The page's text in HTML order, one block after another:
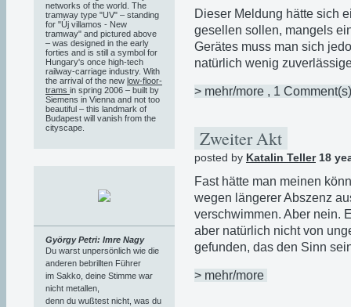
Dieser Meldung hätte sich
gesellen sollen, mangels
Gerätes muss man sich
natürlich wenig
> mehr/more , 1 Comment(s)
Zweiter Akt
posted by Katalin Teller18
Fast hätte man meinen
wegen längerer Abszenz
verschwimmen. Aber nein.
aber natürlich nicht von
gefunden, das den Sinn
> mehr/more
networks of the world. The
tramway type "UV" – standing
for "Új villamos - New
tramway" and pictured above
– was designed in the early
forties and is still a symbol for
Hungary's once high-tech
railway-carriage industry. With
the arrival of the new low-floor-
trams in spring 2006 – built by
Siemens in Vienna and not too
beautiful – this landmark of
Budapest will vanish from the
cityscape.
György Petri: Imre Nagy
Du warst unpersönlich wie die
anderen bebrillten Führer
im Sakko, deine Stimme war
nicht metallen,
denn du wußtest nicht, was du